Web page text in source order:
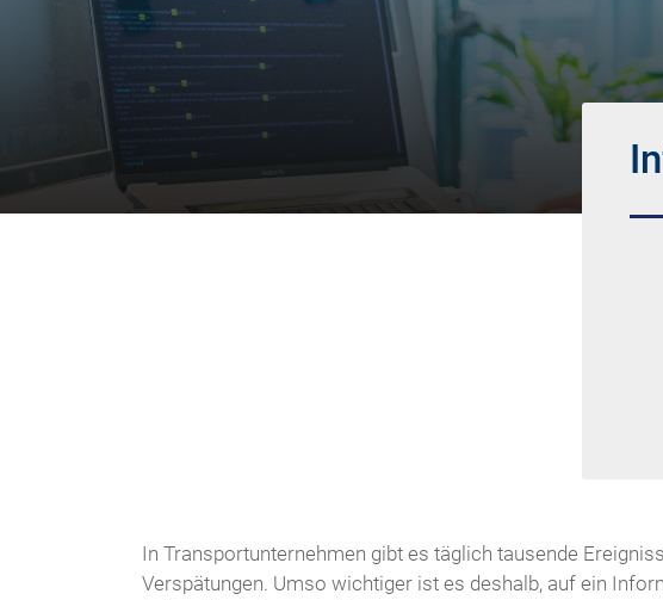
In Transportunternehmen gibt es täglich tausende
Verspätungen. Umso wichtiger ist es deshalb, auf ein